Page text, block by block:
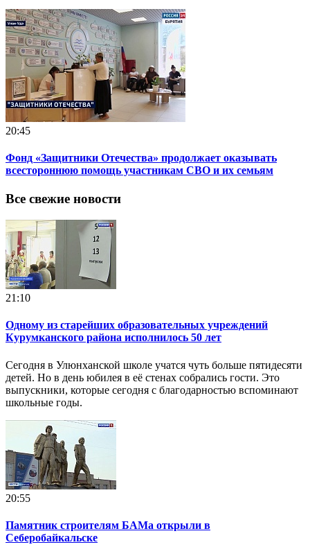
20:45
Фонд «Защитники Отечества» продолжает оказывать
всестороннюю помощь участникам СВО и их семьям
Все свежие новости
21:10
Одному из старейших образовательных учреждений
Курумканского района исполнилось 50 лет
Сегодня в Улюнханской школе учатся чуть больше пятидесяти
детей. Но в день юбилея в её стенах собрались гости. Это
выпускники, которые сегодня с благодарностью вспоминают
школьные годы.
20:55
Памятник строителям БАМа открыли в
Себеробайкальске